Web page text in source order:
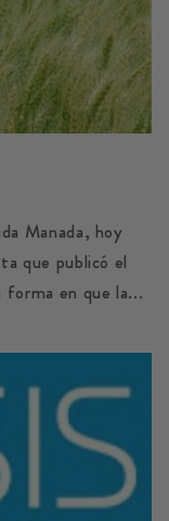
Manada, hoy
que publicó el
forma en que la...